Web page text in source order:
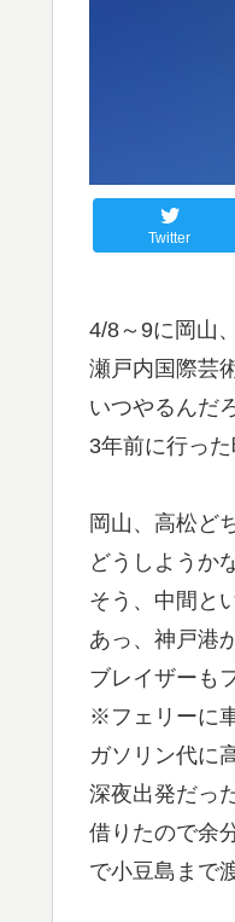
Twitter
4/8～9に岡山
瀬戸内国際芸
いつやるんだ
3年前に行っ
岡山、高松ど
どうしようか
そう、中間と
あっ、神戸港
ブレイザーも
※フェリーに
ガソリン代に
深夜出発だっ
借りたので余
で小豆島まで